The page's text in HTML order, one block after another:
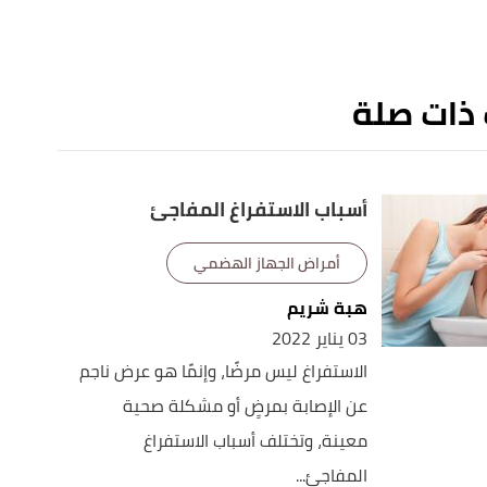
ذات صلة
أسباب الاستفراغ المفاجئ
أمراض الجهاز الهضمي
هبة شريم
03 يناير 2022
الاستفراغ ليس مرضًا، وإنمًا هو عرض ناجم
عن الإصابة بمرضٍ أو مشكلة صحية
معينة، وتختلف أسباب الاستفراغ
المفاجئ...